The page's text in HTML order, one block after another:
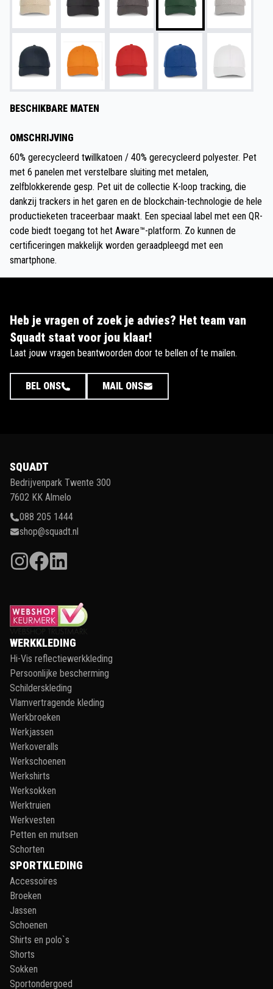
BESCHIKBARE MATEN
OMSCHRIJVING
60% gerecycleerd twillkatoen / 40% gerecycleerd polyester. Pet
met 6 panelen met verstelbare sluiting met metalen,
zelfblokkerende gesp. Pet uit de collectie K-loop tracking, die
dankzij trackers in het garen en de blockchain-technologie de hele
productieketen traceerbaar maakt. Een speciaal label met een QR-
code biedt toegang tot het Aware™-platform. Zo kunnen de
certificeringen makkelijk worden geraadpleegd met een
smartphone.
Heb je vragen of zoek je advies? Het team van
Squadt staat voor jou klaar!
Laat jouw vragen beantwoorden door te bellen of te mailen.
BEL ONS MAIL ONS
SQUADT
Bedrijvenpark Twente 300
7602 KK Almelo
088 205 1444
shop@squadt.nl
WERKKLEDING
Hi-Vis reflectiewerkkleding
Persoonlijke bescherming
Schilderskleding
Vlamvertragende kleding
Werkbroeken
Werkjassen
Werkoveralls
Werkschoenen
Werkshirts
Werksokken
Werktruien
Werkvesten
Petten en mutsen
Schorten
SPORTKLEDING
Accessoires
Broeken
Jassen
Schoenen
Shirts en polo`s
Shorts
Sokken
Sportondergoed